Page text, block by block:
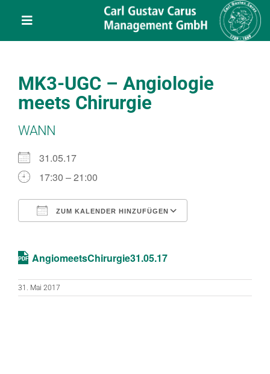
Toggle
Navigation
Über uns
Veranstaltungen
Projekte
Service
Kontakt
MK3-UGC – Angiologie
meets Chirurgie
WANN
31.05.17
17:30 – 21:00
ZUM KALENDER HINZUFÜGEN
AngiomeetsChirurgie31.05.17
31. Mai 2017